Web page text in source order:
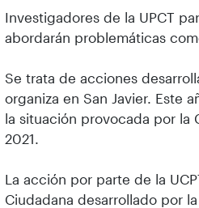
Investigadores de la UPCT
abordarán problemáticas
Se trata de acciones
organiza en San Javier. Este
la situación provocada por la
2021.
La acción por parte de la
Ciudadana desarrollado por